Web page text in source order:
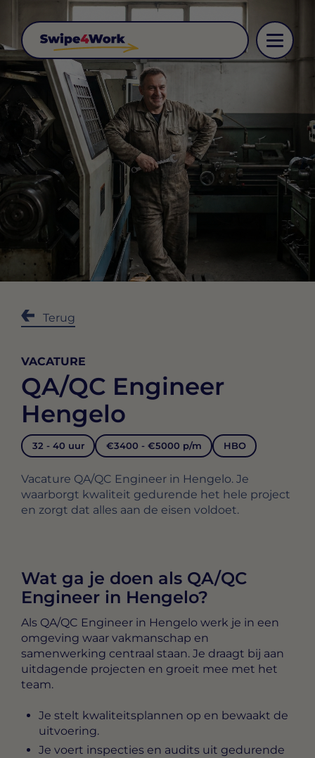
Terug
VACATURE
QA/QC Engineer
Hengelo
32 - 40 uur €3400 - €5000 p/m HBO
Vacature QA/QC Engineer in Hengelo. Je
waarborgt kwaliteit gedurende het hele project
en zorgt dat alles aan de eisen voldoet.
Wat ga je doen als QA/QC
Engineer in Hengelo?
Als QA/QC Engineer in Hengelo werk je in een
omgeving waar vakmanschap en
samenwerking centraal staan. Je draagt bij aan
uitdagende projecten en groeit mee met het
team.
Je stelt kwaliteitsplannen op en bewaakt de
uitvoering.
Je voert inspecties en audits uit gedurende